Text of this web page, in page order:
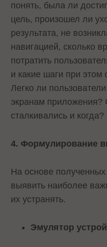
понять, была ли
цель, произошел ли
результата, не
навигацией, сколько
потратить
и какие шаги при
Легко ли
экранам
сталкивались и когда?
4. Формулирование
На основе полученных
выявить наиболее
их устранять.
Эмулятор